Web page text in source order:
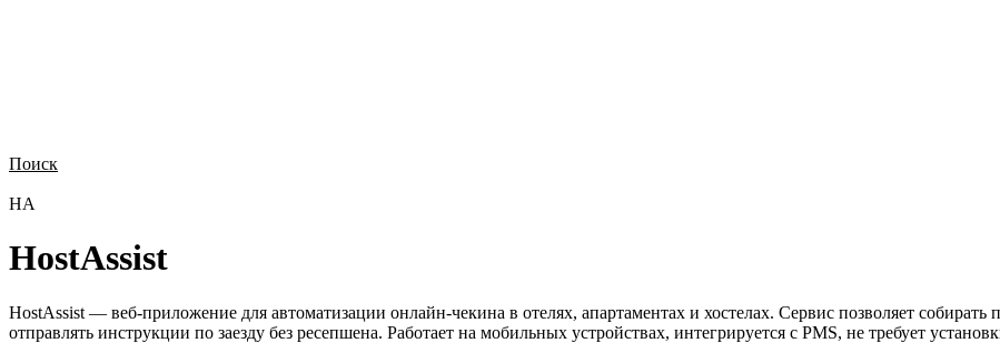
Поиск
HA
HostAssist
HostAssist — веб-приложение для автоматизации онлайн-чекина в отелях, апартаментах и хостелах. Сервис позволяет
отправлять инструкции по заезду без ресепшена. Работает на мобильных устройствах, интегрируется с PMS, не требует